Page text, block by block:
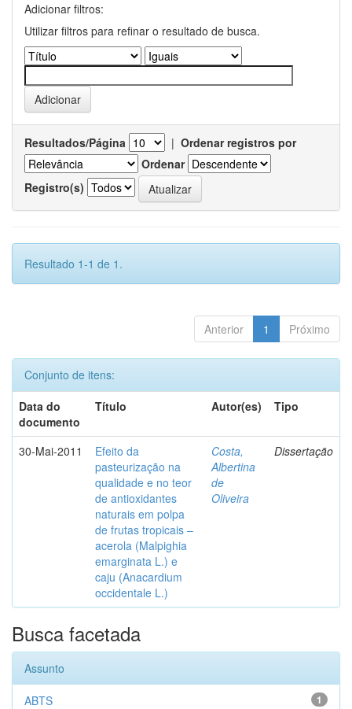
Adicionar filtros:
Utilizar filtros para refinar o resultado de busca.
Resultados/Página | Ordenar registros por
Ordenar
Registro(s)
Resultado 1-1 de 1.
Anterior 1 Próximo
Conjunto de itens:
Data do
documento
Título Autor(es) Tipo
30-Mai-2011
Efeito da
pasteurização na
qualidade e no teor
de antioxidantes
naturais em polpa
de frutas tropicais –
acerola (Malpighia
emarginata L.) e
caju (Anacardium
occidentale L.)
Costa,
Albertina
de
Oliveira
Dissertação
Busca facetada
Assunto
1
ABTS